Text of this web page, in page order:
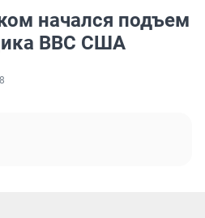
начался подъем
ВВС США